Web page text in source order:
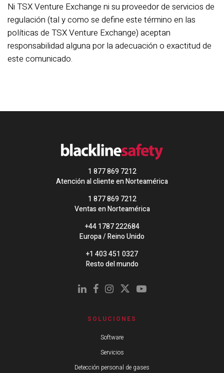
Ni TSX Venture Exchange ni su proveedor de servicios de
regulación (tal y como se define este término en las
políticas de TSX Venture Exchange) aceptan
responsabilidad alguna por la adecuación o exactitud de
este comunicado.
1 877 869 7212
Atención al cliente en Norteamérica
1 877 869 7212
Ventas en Norteamérica
+44 1787 222684
Europa / Reino Unido
+1 403 451 0327
Resto del mundo
SOLUCIONES
Software
Servicios
Detección personal de gases